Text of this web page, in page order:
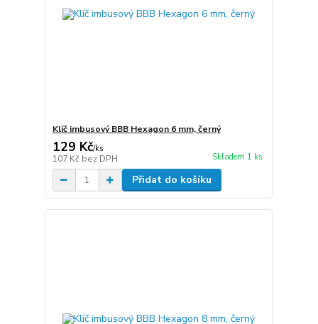
Klíč imbusový BBB Hexagon 6 mm, černý
129 Kč/ks
107 Kč bez DPH Skladem 1 ks
Přidat do košíku